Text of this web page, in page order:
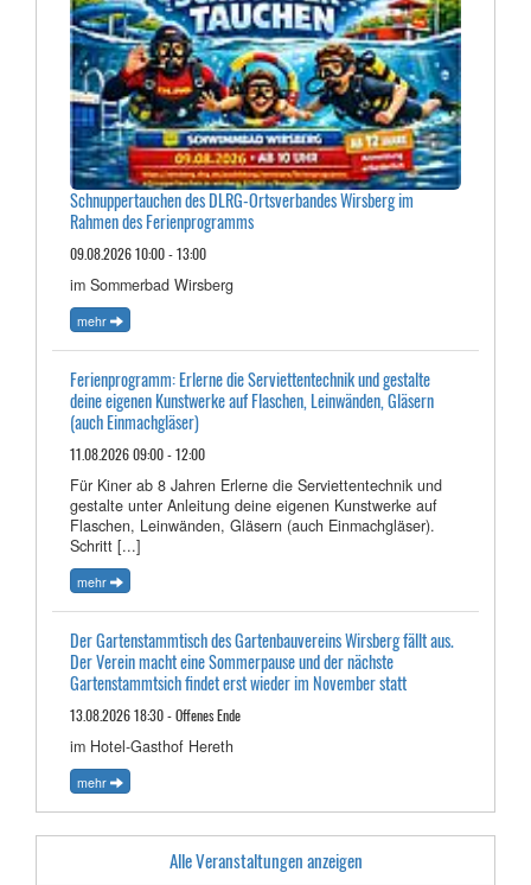
Schnuppertauchen des DLRG-Ortsverbandes Wirsberg im
Rahmen des Ferienprogramms
09.08.2026 10:00 - 13:00
im Sommerbad Wirsberg
mehr
Ferienprogramm: Erlerne die Serviettentechnik und gestalte
deine eigenen Kunstwerke auf Flaschen, Leinwänden, Gläsern
(auch Einmachgläser)
11.08.2026 09:00 - 12:00
Für Kiner ab 8 Jahren Erlerne die Serviettentechnik und
gestalte unter Anleitung deine eigenen Kunstwerke auf
Flaschen, Leinwänden, Gläsern (auch Einmachgläser).
Schritt [...]
mehr
Der Gartenstammtisch des Gartenbauvereins Wirsberg fällt aus.
Der Verein macht eine Sommerpause und der nächste
Gartenstammtsich findet erst wieder im November statt
13.08.2026 18:30 - Offenes Ende
im Hotel-Gasthof Hereth
mehr
Alle Veranstaltungen anzeigen